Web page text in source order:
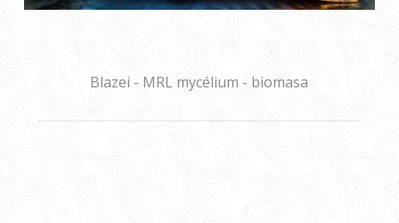
Blazei - MRL mycélium - biomasa